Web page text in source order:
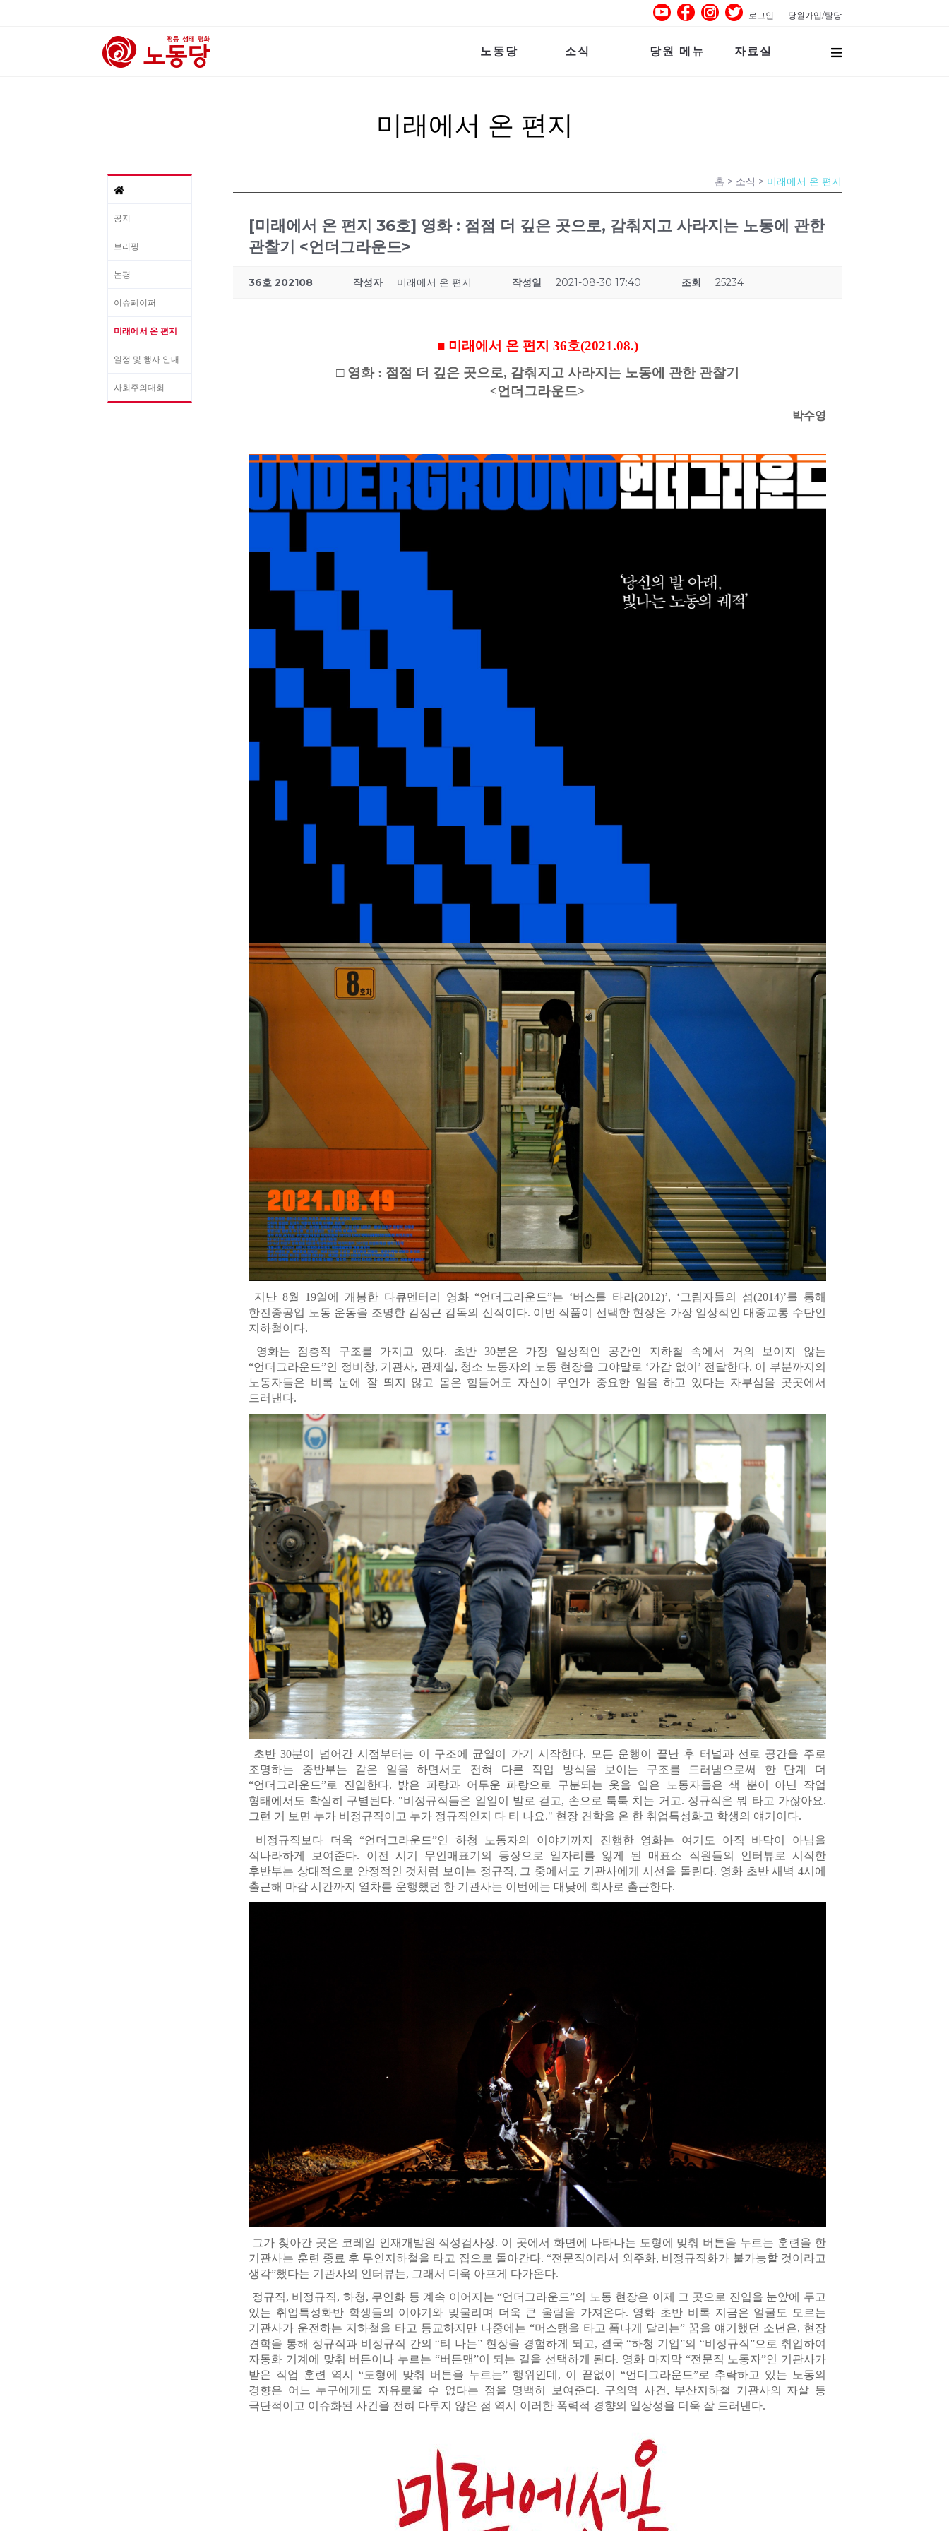
로그인 당원가입/탈당
노동당 소식 당원 메뉴 자료실
미래에서 온 편지
공지
브리핑
논평
이슈페이퍼
미래에서 온 편지
일정 및 행사 안내
사회주의대회
홈 > 소식 > 미래에서 온 편지
[미래에서 온 편지 36호] 영화 : 점점 더 깊은 곳으로, 감춰지고 사라지는 노동에 관한
관찰기 <언더그라운드>
36호 202108 작성자 미래에서 온 편지 작성일 2021-08-30 17:40 조회 25234
■ 미래에서 온 편지 36호(2021.08.)
□ 영화 : 점점 더 깊은 곳으로, 감춰지고 사라지는 노동에 관한 관찰기
<언더그라운드>
박수영
지난 8월 19일에 개봉한 다큐멘터리 영화 “언더그라운드”는 ‘버스를 타라(2012)’, ‘그림자들의 섬(2014)’를 통해
한진중공업 노동 운동을 조명한 김정근 감독의 신작이다. 이번 작품이 선택한 현장은 가장 일상적인 대중교통 수단인
지하철이다.
영화는 점층적 구조를 가지고 있다. 초반 30분은 가장 일상적인 공간인 지하철 속에서 거의 보이지 않는
“언더그라운드”인 정비창, 기관사, 관제실, 청소 노동자의 노동 현장을 그야말로 ‘가감 없이’ 전달한다. 이 부분까지의
노동자들은 비록 눈에 잘 띄지 않고 몸은 힘들어도 자신이 무언가 중요한 일을 하고 있다는 자부심을 곳곳에서
드러낸다.
초반 30분이 넘어간 시점부터는 이 구조에 균열이 가기 시작한다. 모든 운행이 끝난 후 터널과 선로 공간을 주로
조명하는 중반부는 같은 일을 하면서도 전혀 다른 작업 방식을 보이는 구조를 드러냄으로써 한 단계 더
“언더그라운드”로 진입한다. 밝은 파랑과 어두운 파랑으로 구분되는 옷을 입은 노동자들은 색 뿐이 아닌 작업
형태에서도 확실히 구별된다. "비정규직들은 일일이 발로 걷고, 손으로 툭툭 치는 거고. 정규직은 뭐 타고 가잖아요.
그런 거 보면 누가 비정규직이고 누가 정규직인지 다 티 나요." 현장 견학을 온 한 취업특성화고 학생의 얘기이다.
비정규직보다 더욱 “언더그라운드”인 하청 노동자의 이야기까지 진행한 영화는 여기도 아직 바닥이 아님을
적나라하게 보여준다. 이전 시기 무인매표기의 등장으로 일자리를 잃게 된 매표소 직원들의 인터뷰로 시작한
후반부는 상대적으로 안정적인 것처럼 보이는 정규직, 그 중에서도 기관사에게 시선을 돌린다. 영화 초반 새벽 4시에
출근해 마감 시간까지 열차를 운행했던 한 기관사는 이번에는 대낮에 회사로 출근한다.
그가 찾아간 곳은 코레일 인재개발원 적성검사장. 이 곳에서 화면에 나타나는 도형에 맞춰 버튼을 누르는 훈련을 한
기관사는 훈련 종료 후 무인지하철을 타고 집으로 돌아간다. “전문직이라서 외주화, 비정규직화가 불가능할 것이라고
생각”했다는 기관사의 인터뷰는, 그래서 더욱 아프게 다가온다.
정규직, 비정규직, 하청, 무인화 등 계속 이어지는 “언더그라운드”의 노동 현장은 이제 그 곳으로 진입을 눈앞에 두고
있는 취업특성화반 학생들의 이야기와 맞물리며 더욱 큰 울림을 가져온다. 영화 초반 비록 지금은 얼굴도 모르는
기관사가 운전하는 지하철을 타고 등교하지만 나중에는 “머스탱을 타고 폼나게 달리는” 꿈을 얘기했던 소년은, 현장
견학을 통해 정규직과 비정규직 간의 “티 나는” 현장을 경험하게 되고, 결국 “하청 기업”의 “비정규직”으로 취업하여
자동화 기계에 맞춰 버튼이나 누르는 “버튼맨”이 되는 길을 선택하게 된다. 영화 마지막 “전문직 노동자”인 기관사가
받은 직업 훈련 역시 “도형에 맞춰 버튼을 누르는” 행위인데, 이 끝없이 “언더그라운드”로 추락하고 있는 노동의
경향은 어느 누구에게도 자유로울 수 없다는 점을 명백히 보여준다. 구의역 사건, 부산지하철 기관사의 자살 등
극단적이고 이슈화된 사건을 전혀 다루지 않은 점 역시 이러한 폭력적 경향의 일상성을 더욱 잘 드러낸다.